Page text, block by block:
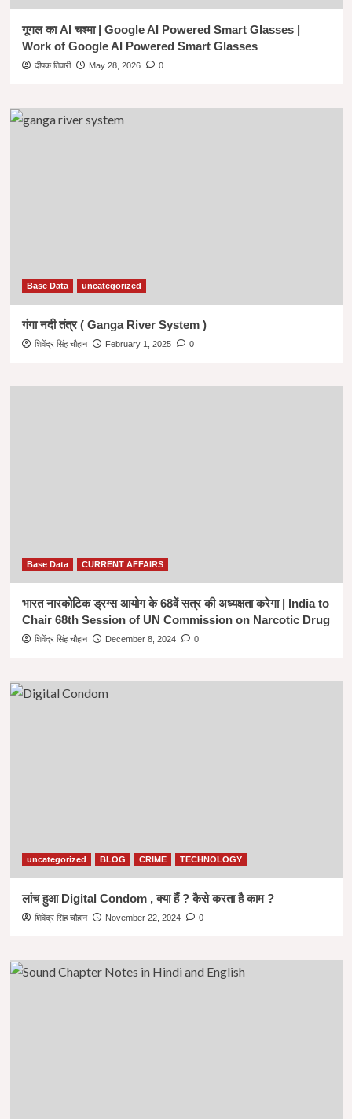
गूगल का AI चश्मा | Google AI Powered Smart Glasses |
Work of Google AI Powered Smart Glasses
दीपक तिवारी May 28, 2026 0
Base Data uncategorized
गंगा नदी तंत्र ( Ganga River System )
शिवेंद्र सिंह चौहान February 1, 2025 0
Base Data CURRENT AFFAIRS
भारत नारकोटिक ड्रग्स आयोग के 68वें सत्र की अध्यक्षता करेगा | India to
Chair 68th Session of UN Commission on Narcotic Drug
शिवेंद्र सिंह चौहान December 8, 2024 0
uncategorized BLOG CRIME TECHNOLOGY
लांच हुआ Digital Condom , क्या हैं ? कैसे करता है काम ?
शिवेंद्र सिंह चौहान November 22, 2024 0